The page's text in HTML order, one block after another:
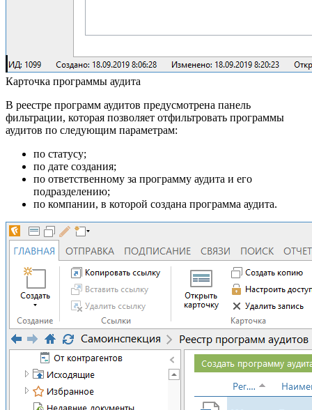
Карточка программы аудита
В реестре программ аудитов предусмотрена панель
фильтрации, которая позволяет отфильтровать программы
аудитов по следующим параметрам:
по статусу;
по дате создания;
по ответственному за программу аудита и его
подразделению;
по компании, в которой создана программа аудита.